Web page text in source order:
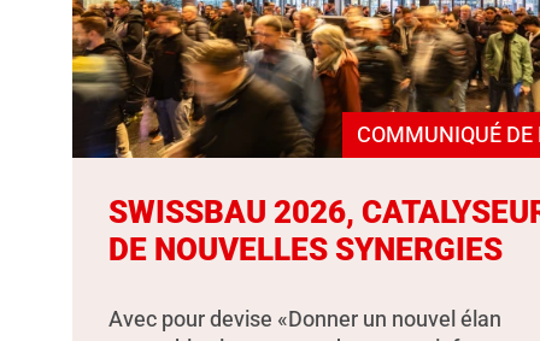
COMMUNIQUÉ DE
SWISSBAU 2026,
DE NOUVELLES SYNERGIES
Avec pour devise «Donner un nouvel élan